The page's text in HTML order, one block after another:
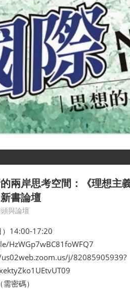
兩岸思考空間：《理想主
書論壇
與論壇
14:00-17:20
HzWGp7wBC81foWFQ7
j/82085905939?
密碼）